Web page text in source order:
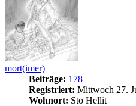
mort(imer)
Beiträge: 178
Registriert: Mittwoch 27.
Wohnort: Sto Hellit